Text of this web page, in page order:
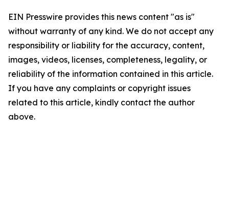
EIN Presswire provides this news content "as is"
without warranty of any kind. We do not accept any
responsibility or liability for the accuracy, content,
images, videos, licenses, completeness, legality, or
reliability of the information contained in this article.
If you have any complaints or copyright issues
related to this article, kindly contact the author
above.